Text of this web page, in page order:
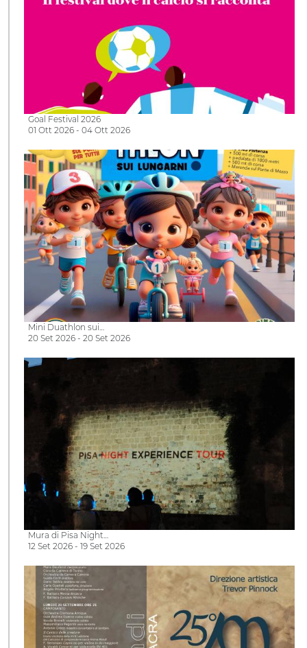
Goal Festival 2026
01 Ott 2026 - 04 Ott 2026
Mini Duathlon sui…
20 Set 2026 - 20 Set 2026
Mura di Pisa Night…
12 Set 2026 - 19 Set 2026